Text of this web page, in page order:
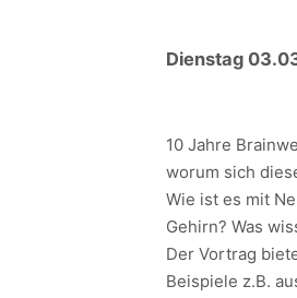
Dienstag
10 Jahre
worum sich
Wie ist es mit
Gehirn? Was
Der Vortrag
Beispiele z.B.